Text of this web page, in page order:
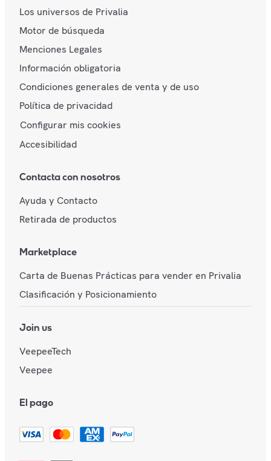
Los universos de Privalia
Motor de búsqueda
Menciones Legales
Información obligatoria
Condiciones generales de venta y de uso
Política de privacidad
Configurar mis cookies
Accesibilidad
Contacta con nosotros
Ayuda y Contacto
Retirada de productos
Marketplace
Carta de Buenas Prácticas para vender en Privalia
Clasificación y Posicionamiento
Join us
VeepeeTech
Veepee
El pago